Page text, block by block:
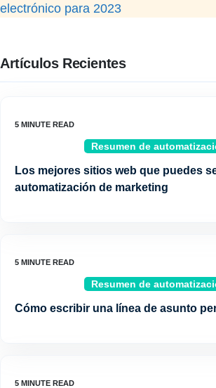
electrónico para 2023
Artículos Recientes
Resumen de
Los mejores sitios web que puedes
automatización de marketing
Resumen de
Cómo escribir una línea de asunto